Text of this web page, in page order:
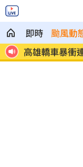
即時 颱風動
電 陳晨威失誤釀
場